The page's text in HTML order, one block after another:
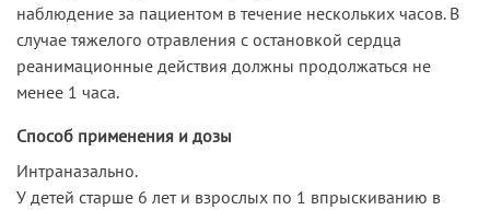
наблюдение за пациентом в течение нескольких часов. В
случае тяжелого отравления с остановкой сердца
реанимационные действия должны продолжаться не
менее 1 часа.
Способ применения и дозы
Интраназально.
У детей старше 6 лет и взрослых по 1 впрыскиванию в